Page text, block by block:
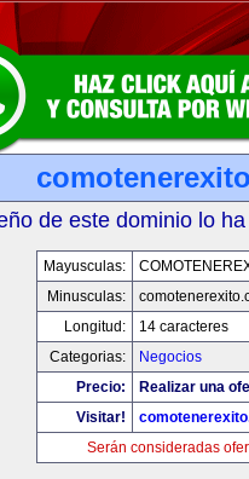
de este dominio lo
Mayusculas:
Minusculas:
Longitud:
14 caracteres
Categorias:
Negocios
Precio:
Realizar una
Visitar!
Serán consideradas